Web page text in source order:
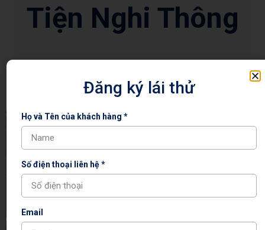
Tiện Nghi Thông
Minh
Đăng ký lái thử
Họ và Tên của khách hàng *
Số điện thoại liên hệ *
Email